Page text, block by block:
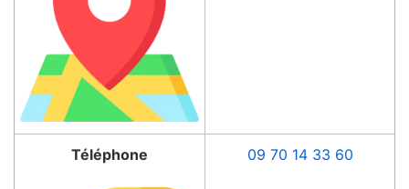
Téléphone 09 70 14 33 60